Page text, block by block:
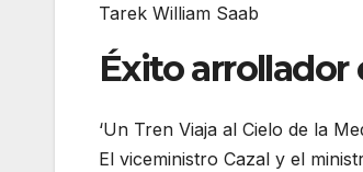
Tarek William Saab
Éxito arrollador
‘Un Tren Viaja al Cielo de la
El viceministro Cazal y el